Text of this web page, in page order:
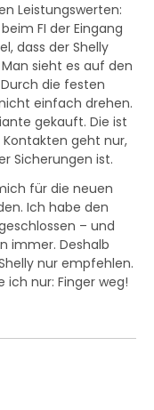
Leistungswerten:
FI der Eingang
dass der Shelly
sieht es auf den
die festen
einfach drehen.
gekauft. Die ist
geht nur,
Sicherungen ist.
für die neuen
Ich habe den
– und
immer. Deshalb
nur empfehlen.
ich nur: Finger weg!